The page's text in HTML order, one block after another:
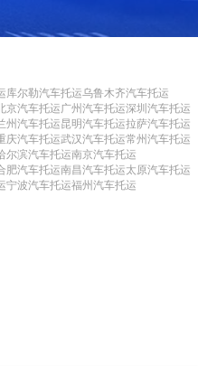
库尔勒汽车托运乌鲁木齐汽车托运
京汽车托运广州汽车托运深圳汽车托运
州汽车托运昆明汽车托运拉萨汽车托运
庆汽车托运武汉汽车托运常州汽车托运
尔滨汽车托运南京汽车托运
肥汽车托运南昌汽车托运太原汽车托运
宁波汽车托运福州汽车托运